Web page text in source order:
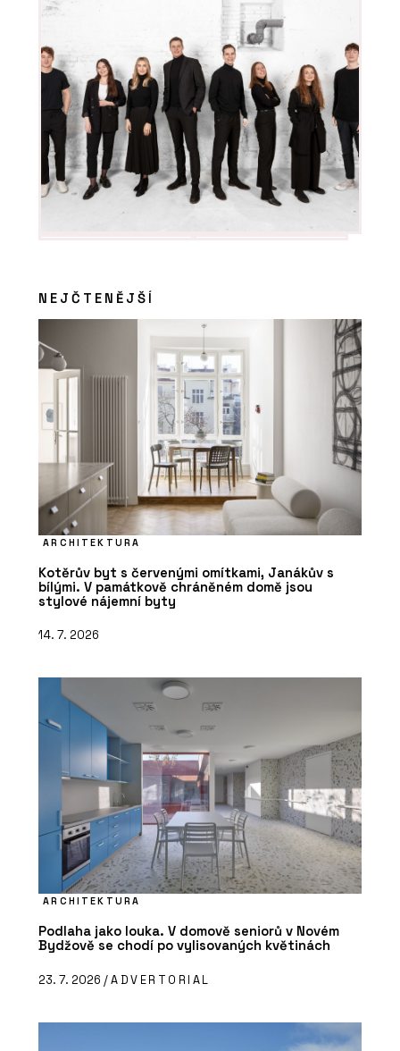
NEJČTENĚJŠÍ
ARCHITEKTURA
Kotěrův byt s červenými omítkami, Janákův s
bílými. V památkově chráněném domě jsou
stylové nájemní byty
14. 7. 2026
ARCHITEKTURA
Podlaha jako louka. V domově seniorů v Novém
Bydžově se chodí po vylisovaných květinách
23. 7. 2026 /ADVERTORIAL